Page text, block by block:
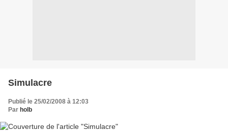
Simulacre
Publié le 25/02/2008 à 12:03
Par holb